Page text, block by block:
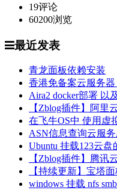
19评论
60200浏览
最近发表
青龙面板依赖安装
香港免备案云服务
Aira2 docker部署 以
【Zblog插件】阿里
在飞牛OS中 使用虚
ASN信息查询云服
Ubuntu 挂载123云盘
【Zblog插件】腾讯
【持续更新】宝塔
windows 挂载 nfs